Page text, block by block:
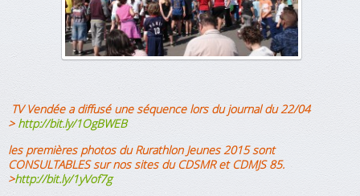
TV Vendée a diffusé une séquence lors du journal du 22/04
> http://bit.ly/1OgBWEB
les premières photos du Rurathlon Jeunes 2015 sont
CONSULTABLES sur nos sites du CDSMR et CDMJS 85.
>http://bit.ly/1yVof7g